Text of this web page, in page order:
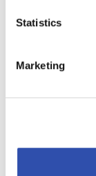
Statistics
Marketing